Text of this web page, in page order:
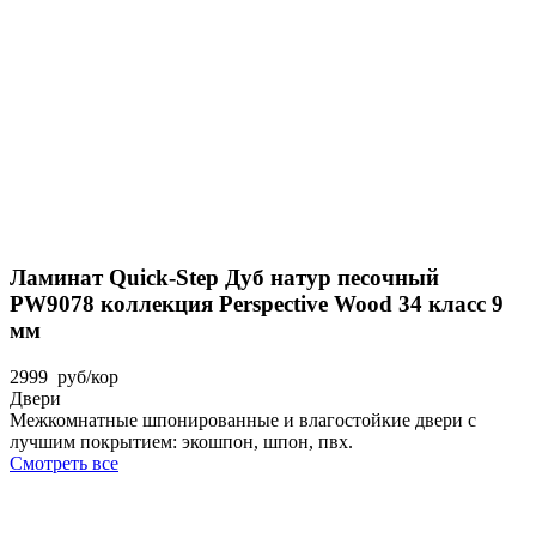
Ламинат Quick-Step Дуб натур песочный
PW9078 коллекция Perspective Wood 34 класс 9
мм
2999 руб/кор
Двери
Межкомнатные шпонированные и влагостойкие двери с
лучшим покрытием: экошпон, шпон, пвх.
Смотреть все